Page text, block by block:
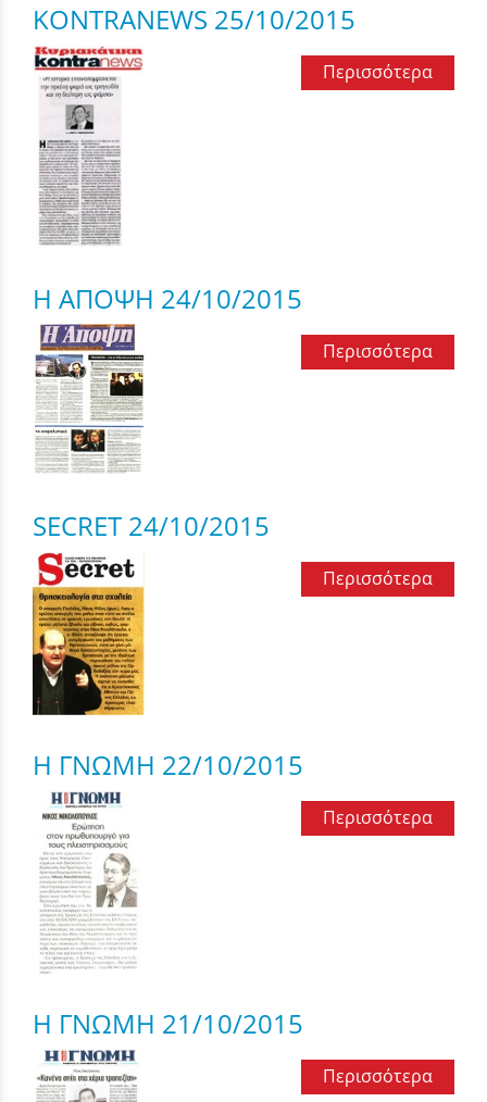
KONTRANEWS 25/10/2015
Περισσότερα
Η ΑΠΟΨΗ 24/10/2015
Περισσότερα
SECRET 24/10/2015
Περισσότερα
Η ΓΝΩΜΗ 22/10/2015
Περισσότερα
Η ΓΝΩΜΗ 21/10/2015
Περισσότερα